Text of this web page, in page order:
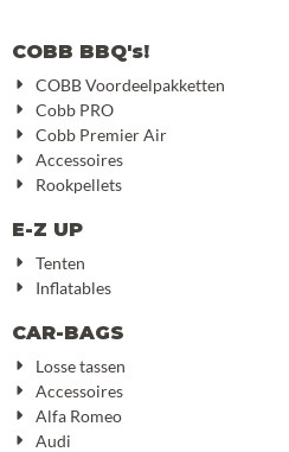
COBB BBQ's!
COBB Voordeelpakketten
Cobb PRO
Cobb Premier Air
Accessoires
Rookpellets
E-Z UP
Tenten
Inflatables
CAR-BAGS
Losse tassen
Accessoires
Alfa Romeo
Audi